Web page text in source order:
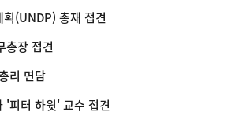
(UNDP) 총재 접견
총장 접견
리 면담
'피터 하윗' 교수 접견